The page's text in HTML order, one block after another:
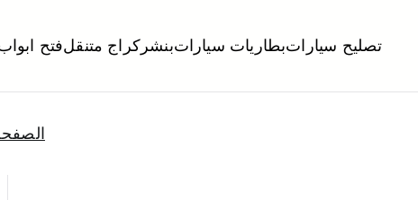
تواير تواير اطارات عجلات تصليح وصيانة سيارات امام المنزل
تصليح سياراتبطاريات سياراتبنشر كراج متنقلفتح